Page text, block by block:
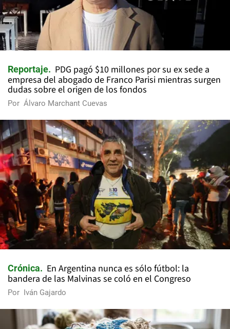
Reportaje
PDG pagó $10 millones por su ex sede a
empresa del abogado de Franco Parisi mientras surgen
dudas sobre el origen de los fondos
Por Álvaro Marchant Cuevas
Crónica
En Argentina nunca es sólo fútbol: la
bandera de las Malvinas se coló en el Congreso
Por Iván Gajardo